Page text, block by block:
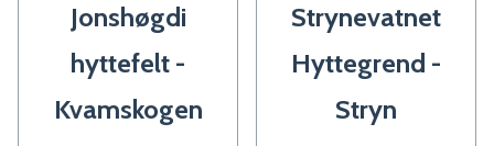
Jonshøgdi
hyttefelt -
Kvamskogen
Strynevatnet
Hyttegrend -
Stryn